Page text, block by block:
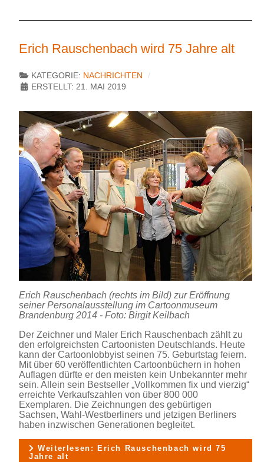
Erich Rauschenbach wird 75 Jahre alt
KATEGORIE: NACHRICHTEN
ERSTELLT: 21. MAI 2019
Erich Rauschenbach (rechts im Bild) zur Eröffnung
seiner Personalausstellung im Cartoonmuseum
Brandenburg 2014 - Foto: Birgit Keilbach
Der Zeichner und Maler Erich Rauschenbach zählt zu
den erfolgreichsten Cartoonisten Deutschlands. Heute
kann der Cartoonlobbyist seinen 75. Geburtstag feiern.
Mit über 60 veröffentlichten Cartoonbüchern in hohen
Auflagen dürfte er den meisten kein Unbekannter mehr
sein. Allein sein Bestseller „Vollkommen fix und vierzig“
erreichte Verkaufszahlen von über 800 000
Exemplaren. Die Zeichnungen des gebürtigen
Sachsen, Wahl-Westberliners und jetzigen Berliners
haben inzwischen Generationen begleitet.
Weiterlesen: Erich Rauschenbach wird 75
Jahre alt